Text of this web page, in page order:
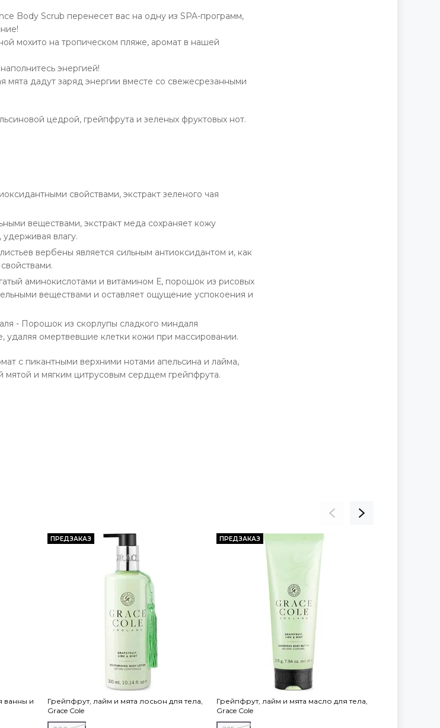
Body Scrub перенесет вас на одну из SPA-программ,
мохито на тропическом пляже, аромат в нашей
энергией!
мята дадут заряд энергии вместе со свежесрезанными
цедрой, грейпфрута и зеленых фруктовых нот.
свойствами, экстракт зеленого чая
веществами, экстракт меда сохраняет кожу
влагу.
вербены является сильным антиоксидантом и, как
аминокислотами и витамином Е, порошок из рисовых
веществами и оставляет ощущение успокоения и
- Порошок из скорлупы сладкого миндаля
удаляя омертвевшие клетки кожи при массировании.
с пикантными верхними нотами апельсина и лайма,
и мягким цитрусовым сердцем грейпфрута.
ванны и
ПРЕДЗАКАЗ
Грейпфрут, лайм и мята лосьон для тела,
Grace Cole
ПРЕДЗАКАЗ
Грейпфрут, лайм и мята масло для тела,
Grace Cole